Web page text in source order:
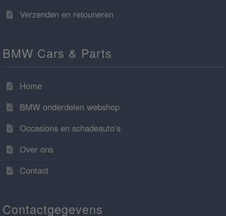
Verzenden en retouneren
BMW Cars & Parts
Home
BMW onderdelen webshop
Occasions en schadeauto’s
Over ons
Contact
Contactgegevens